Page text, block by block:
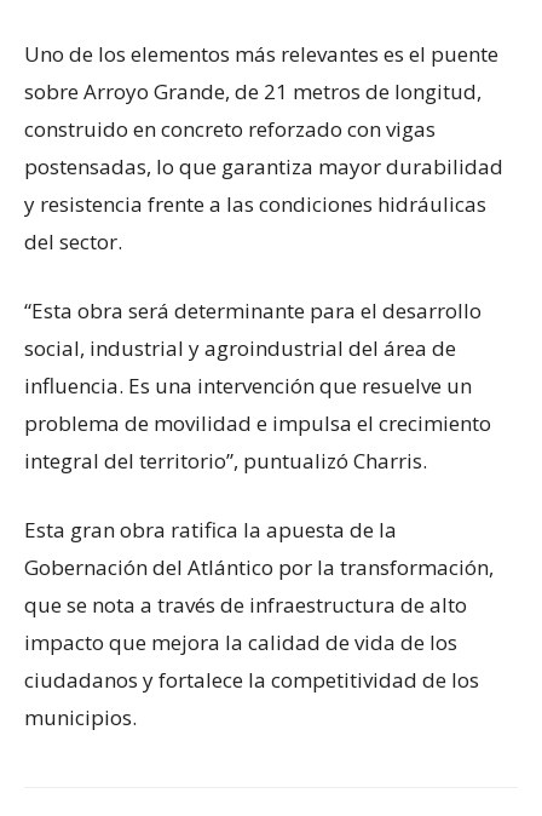
Uno de los elementos más relevantes es el puente
sobre Arroyo Grande, de 21 metros de longitud,
construido en concreto reforzado con vigas
postensadas, lo que garantiza mayor durabilidad
y resistencia frente a las condiciones hidráulicas
del sector.
“Esta obra será determinante para el desarrollo
social, industrial y agroindustrial del área de
influencia. Es una intervención que resuelve un
problema de movilidad e impulsa el crecimiento
integral del territorio”, puntualizó Charris.
Esta gran obra ratifica la apuesta de la
Gobernación del Atlántico por la transformación,
que se nota a través de infraestructura de alto
impacto que mejora la calidad de vida de los
ciudadanos y fortalece la competitividad de los
municipios.